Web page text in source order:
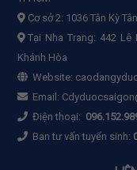
Cơ sở 2: 1036 Tân Kỳ
Tại Nha Trang: 442 Lê
Khánh Hòa
Website:
Email:
Điện thoại:
Ban tư vấn tuyển sinh: